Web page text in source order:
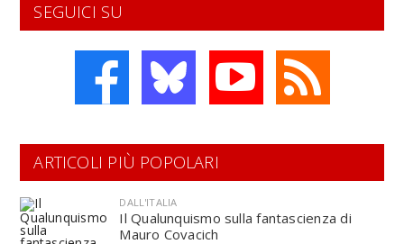
SEGUICI SU
ARTICOLI PIÙ POPOLARI
DALL'ITALIA
Il Qualunquismo sulla fantascienza di
Mauro Covacich